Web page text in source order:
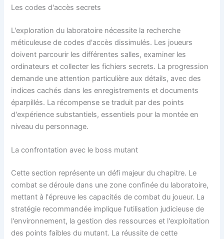
Les codes d'accès secrets
L'exploration du laboratoire nécessite la recherche
méticuleuse de codes d'accès dissimulés. Les joueurs
doivent parcourir les différentes salles, examiner les
ordinateurs et collecter les fichiers secrets. La progression
demande une attention particulière aux détails, avec des
indices cachés dans les enregistrements et documents
éparpillés. La récompense se traduit par des points
d'expérience substantiels, essentiels pour la montée en
niveau du personnage.
La confrontation avec le boss mutant
Cette section représente un défi majeur du chapitre. Le
combat se déroule dans une zone confinée du laboratoire,
mettant à l'épreuve les capacités de combat du joueur. La
stratégie recommandée implique l'utilisation judicieuse de
l'environnement, la gestion des ressources et l'exploitation
des points faibles du mutant. La réussite de cette